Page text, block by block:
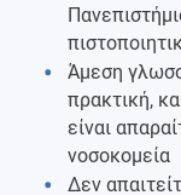
Άμεση
πρακτική,
είναι
νοσοκομεία
Δεν